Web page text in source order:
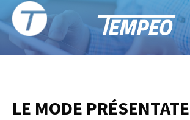
LE MODE